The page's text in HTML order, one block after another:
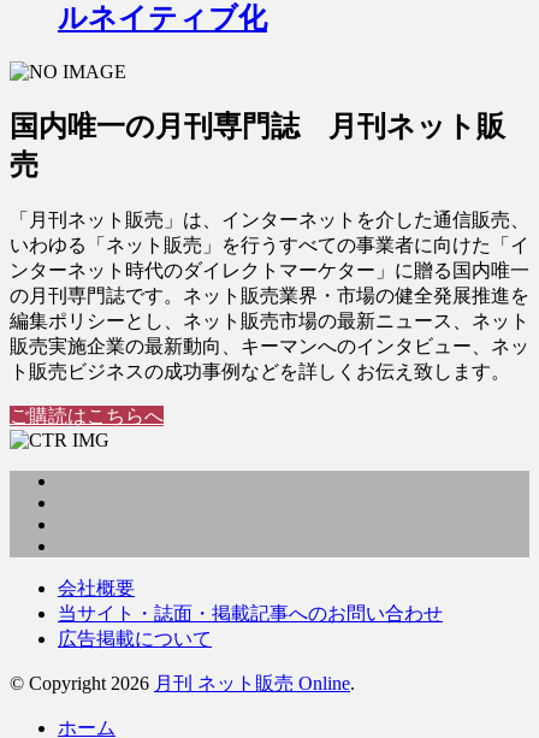
ルネイティブ化
国内唯一の月刊専門誌 月刊ネット販
売
「月刊ネット販売」は、インターネットを介した通信販売、
いわゆる「ネット販売」を行うすべての事業者に向けた「イ
ンターネット時代のダイレクトマーケター」に贈る国内唯一
の月刊専門誌です。ネット販売業界・市場の健全発展推進を
編集ポリシーとし、ネット販売市場の最新ニュース、ネット
販売実施企業の最新動向、キーマンへのインタビュー、ネッ
ト販売ビジネスの成功事例などを詳しくお伝え致します。
ご購読はこちらへ
会社概要
当サイト・誌面・掲載記事へのお問い合わせ
広告掲載について
© Copyright 2026 月刊 ネット販売 Online.
ホーム